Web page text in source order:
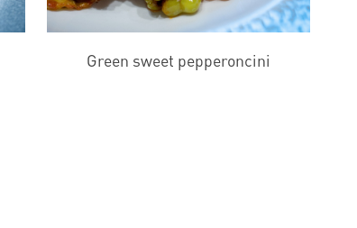
Green sweet pepperoncini